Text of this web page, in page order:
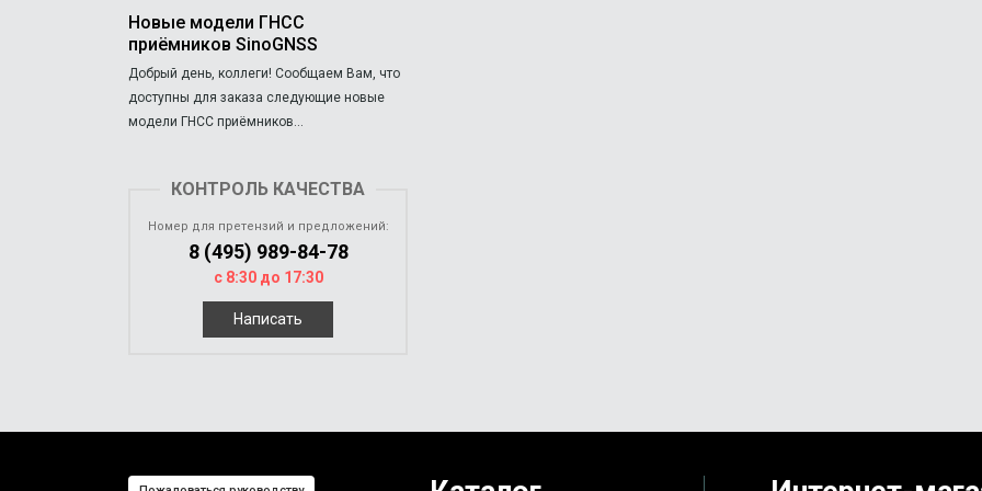
Новые модели ГНСС
приёмников SinoGNSS
Добрый день, коллеги! Сообщаем Вам, что
доступны для заказа следующие новые
модели ГНСС приёмников...
КОНТРОЛЬ КАЧЕСТВА
Номер для претензий и предложений:
8 (495) 989-84-78
с 8:30 до 17:30
Написать